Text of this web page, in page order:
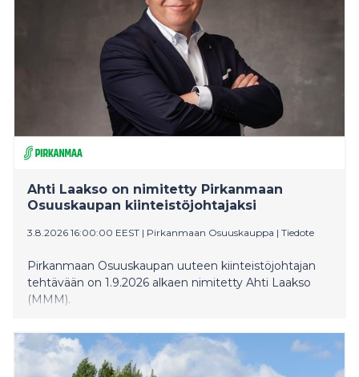
Ahti Laakso on nimitetty Pirkanmaan
Osuuskaupan kiinteistöjohtajaksi
3.8.2026 16:00:00 EEST | Pirkanmaan Osuuskauppa | Tiedote
Pirkanmaan Osuuskaupan uuteen kiinteistöjohtajan
tehtävään on 1.9.2026 alkaen nimitetty Ahti Laakso
(MMM).